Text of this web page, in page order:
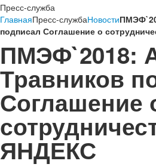
Пресс-служба
ГлавнаяПресс-службаНовости
подписал Соглашение о
ПМЭФ`2018:
Травников
Соглашение
ЯНДЕКС